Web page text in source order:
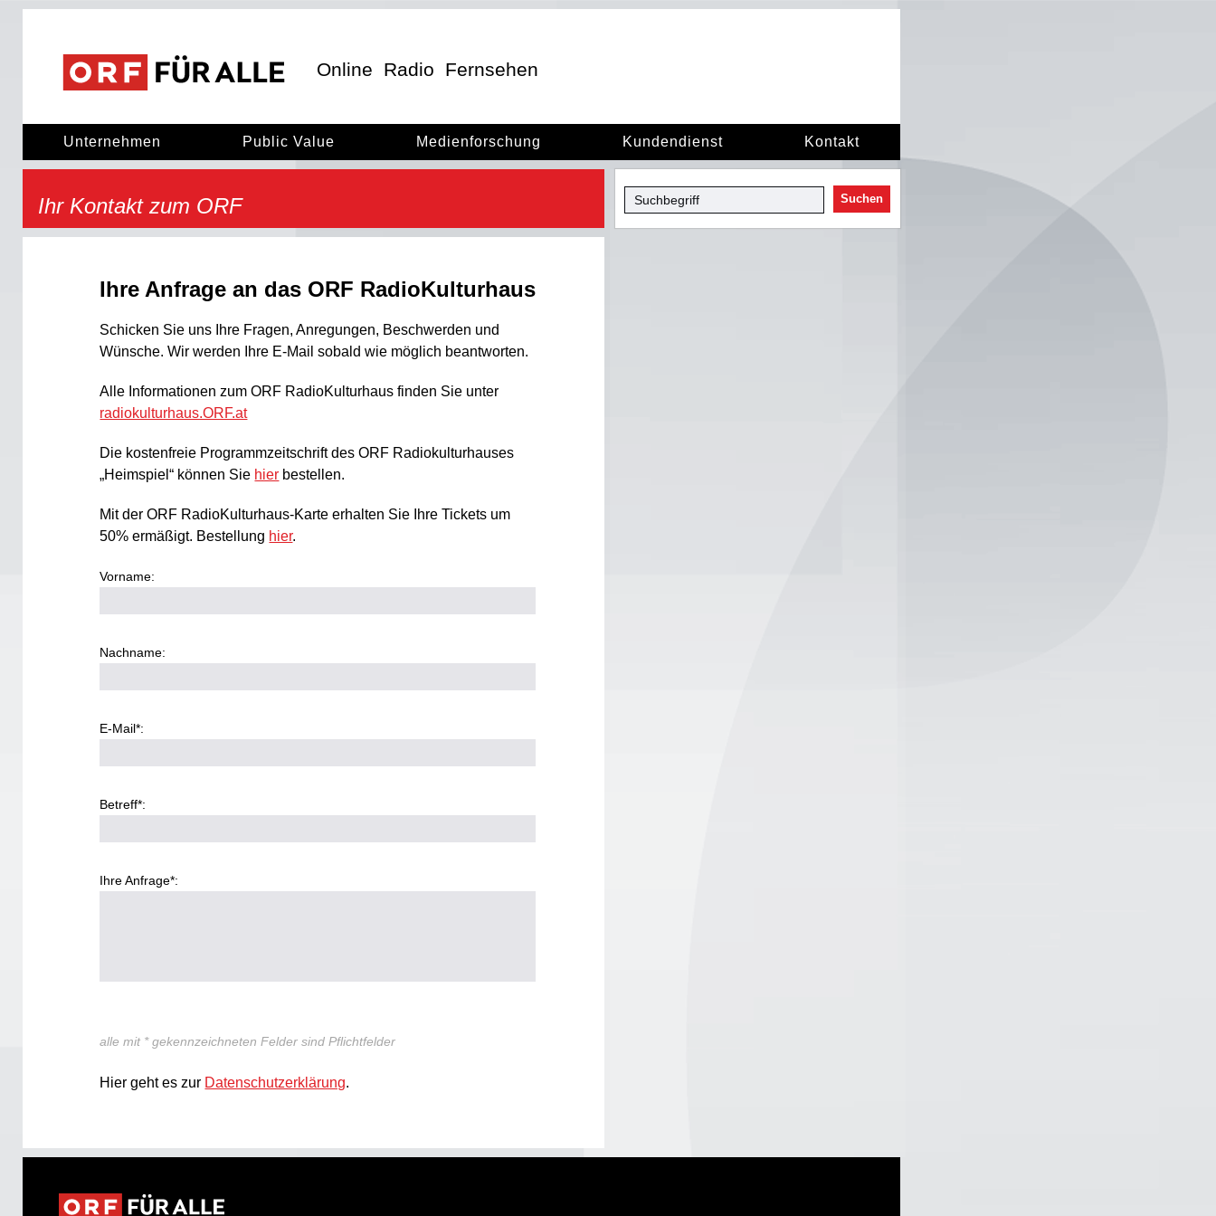
ORF für Alle
ORF für alle Online Radio Fernsehen
Unternehmen Public Value Medienforschung Kundendienst Kontakt
Ihr Kontakt zum ORF
Ihre Anfrage an das ORF RadioKulturhaus
Schicken Sie uns Ihre Fragen, Anregungen, Beschwerden und
Wünsche. Wir werden Ihre E-Mail sobald wie möglich beantworten.
Alle Informationen zum ORF RadioKulturhaus finden Sie unter
radiokulturhaus.ORF.at
Die kostenfreie Programmzeitschrift des ORF Radiokulturhauses
„Heimspiel“ können Sie hier bestellen.
Mit der ORF RadioKulturhaus-Karte erhalten Sie Ihre Tickets um
50% ermäßigt. Bestellung hier.
Vorname:
Nachname:
E-Mail*:
Betreff*:
Ihre Anfrage*:
alle mit * gekennzeichneten Felder sind Pflichtfelder
Hier geht es zur Datenschutzerklärung.
Suchen